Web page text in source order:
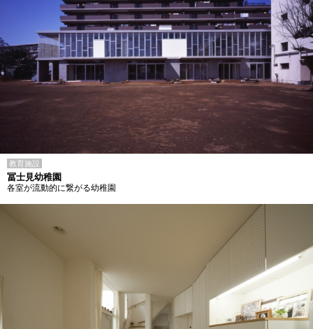
教育施設
冨士見幼稚園
各室が流動的に繋がる幼稚園